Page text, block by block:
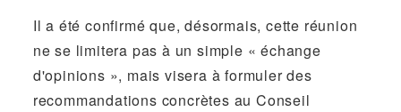
Il a été confirmé que, désormais, cette réunion
ne se limitera pas à un simple « échange
d'opinions », mais visera à formuler des
recommandations concrètes au Conseil